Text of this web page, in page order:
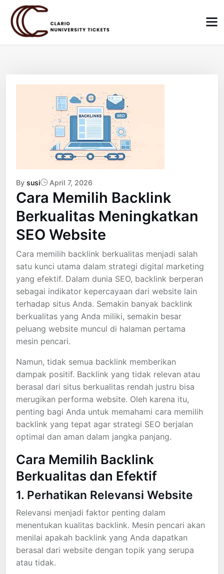
content
By susi April 7, 2026
Cara Memilih Backlink
Berkualitas Meningkatkan
SEO Website
Cara memilih backlink berkualitas menjadi salah
satu kunci utama dalam strategi digital marketing
yang efektif. Dalam dunia SEO, backlink berperan
sebagai indikator kepercayaan dari website lain
terhadap situs Anda. Semakin banyak backlink
berkualitas yang Anda miliki, semakin besar
peluang website muncul di halaman pertama
mesin pencari.
Namun, tidak semua backlink memberikan
dampak positif. Backlink yang tidak relevan atau
berasal dari situs berkualitas rendah justru bisa
merugikan performa website. Oleh karena itu,
penting bagi Anda untuk memahami cara memilih
backlink yang tepat agar strategi SEO berjalan
optimal dan aman dalam jangka panjang.
Cara Memilih Backlink
Berkualitas dan Efektif
1. Perhatikan Relevansi Website
Relevansi menjadi faktor penting dalam
menentukan kualitas backlink. Mesin pencari akan
menilai apakah backlink yang Anda dapatkan
berasal dari website dengan topik yang serupa
atau tidak.